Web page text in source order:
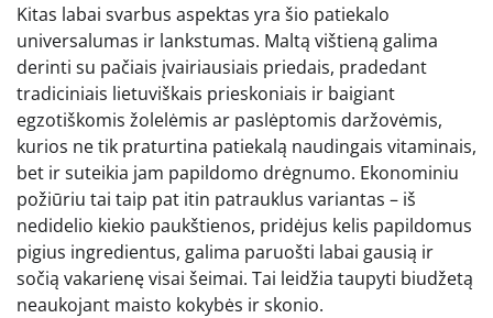
Kitas labai svarbus aspektas yra šio patiekalo
universalumas ir lankstumas. Maltą vištieną galima
derinti su pačiais įvairiausiais priedais, pradedant
tradiciniais lietuviškais prieskoniais ir baigiant
egzotiškomis žolelėmis ar paslėptomis daržovėmis,
kurios ne tik praturtina patiekalą naudingais vitaminais,
bet ir suteikia jam papildomo drėgnumo. Ekonominiu
požiūriu tai taip pat itin patrauklus variantas – iš
nedidelio kiekio paukštienos, pridėjus kelis papildomus
pigius ingredientus, galima paruošti labai gausią ir
sočią vakarienę visai šeimai. Tai leidžia taupyti biudžetą
neaukojant maisto kokybės ir skonio.